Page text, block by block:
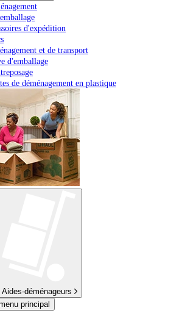
d'expédition
et de transport
d'emballage
de déménagement en plastique
Aides-déménageurs
principal